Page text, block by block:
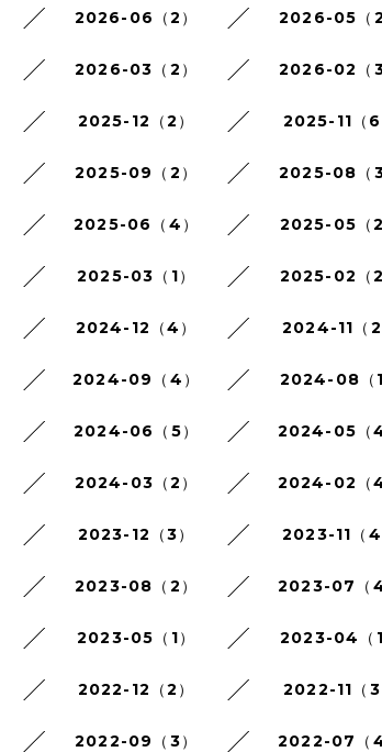
2026-06（2） 2026-05（2
2026-03（2） 2026-02（3
2025-12（2） 2025-11（6
2025-09（2） 2025-08（3
2025-06（4） 2025-05（2
2025-03（1） 2025-02（2
2024-12（4） 2024-11（2
2024-09（4） 2024-08（1
2024-06（5） 2024-05（4
2024-03（2） 2024-02（4
2023-12（3） 2023-11（4
2023-08（2） 2023-07（4
2023-05（1） 2023-04（1
2022-12（2） 2022-11（3
2022-09（3） 2022-07（4